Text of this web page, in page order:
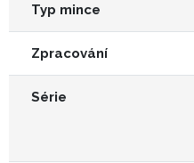
Typ mince
Zpracování
Série